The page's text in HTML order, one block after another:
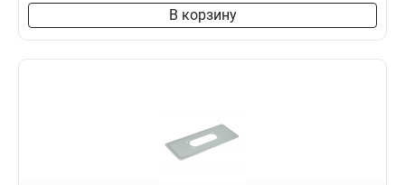
В корзину